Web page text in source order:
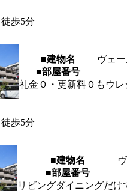
歩5分
■建物名
ヴェ
■部屋番号
礼金０・更新料０もウ
歩5分
■建物名
■部屋番号
リビングダイニングだけ